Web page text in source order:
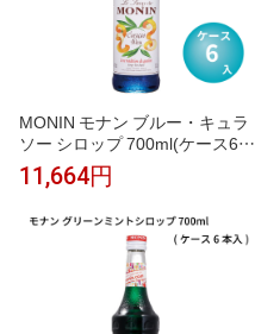
MONIN モナン ブルー・キュラ
ソー シロップ 700ml(ケース6本
入) ブルーキュラソー 青 オレ
ンジ風味 ブルーハワイ かき氷
ールカクテル モクテル 割り材
業務用 フレーバーシロップ
11,664円